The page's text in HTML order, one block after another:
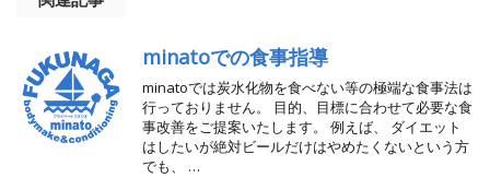
minatoでの食事指導
minatoでは炭水化物を食べない等の極端な食事法は
行っておりません。 目的、目標に合わせて必要な食
事改善をご提案いたします。 例えば、 ダイエット
はしたいが絶対ビールだけはやめたくないという方
でも、 …